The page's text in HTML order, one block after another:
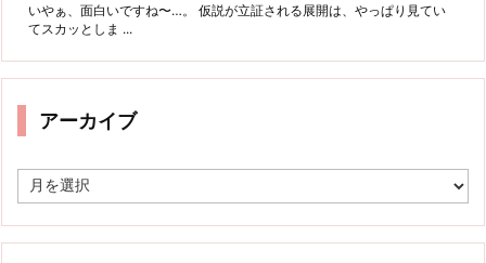
いやぁ、面白いですね〜…。 仮説が立証される展開は、やっぱり見てい
てスカッとしま ...
アーカイブ
ー
イ